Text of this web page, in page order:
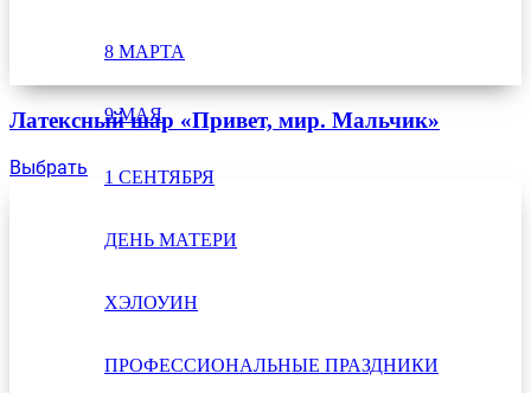
8 МАРТА
9 МАЯ
1 СЕНТЯБРЯ
ДЕНЬ МАТЕРИ
ХЭЛОУИН
ПРОФЕССИОНАЛЬНЫЕ ПРАЗДНИКИ
Латексный шар «Привет, мир. Мальчик»
Выбрать